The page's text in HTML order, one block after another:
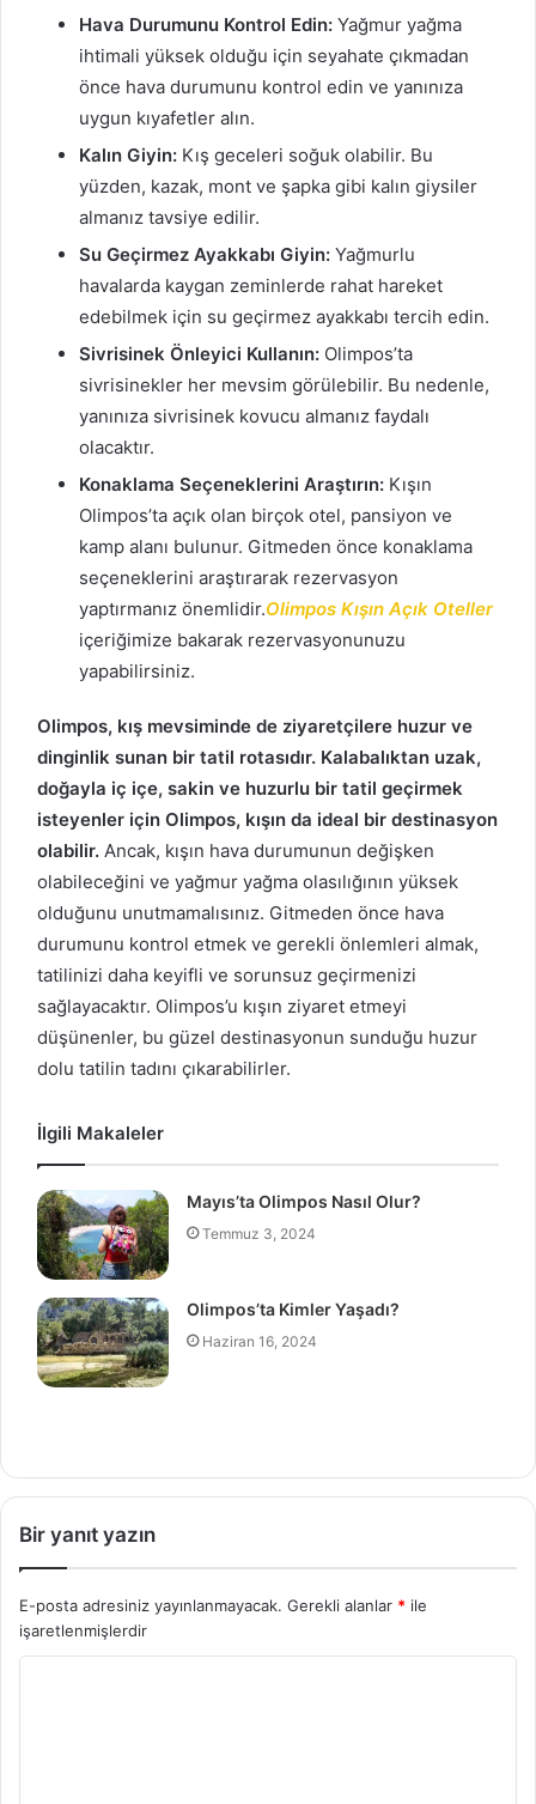
Hava Durumunu Kontrol Edin: Yağmur yağma
ihtimali yüksek olduğu için seyahate çıkmadan
önce hava durumunu kontrol edin ve yanınıza
uygun kıyafetler alın.
Kalın Giyin: Kış geceleri soğuk olabilir. Bu
yüzden, kazak, mont ve şapka gibi kalın giysiler
almanız tavsiye edilir.
Su Geçirmez Ayakkabı Giyin: Yağmurlu
havalarda kaygan zeminlerde rahat hareket
edebilmek için su geçirmez ayakkabı tercih edin.
Sivrisinek Önleyici Kullanın: Olimpos’ta
sivrisinekler her mevsim görülebilir. Bu nedenle,
yanınıza sivrisinek kovucu almanız faydalı
olacaktır.
Konaklama Seçeneklerini Araştırın: Kışın
Olimpos’ta açık olan birçok otel, pansiyon ve
kamp alanı bulunur. Gitmeden önce konaklama
seçeneklerini araştırarak rezervasyon
yaptırmanız önemlidir.Olimpos Kışın Açık Oteller
içeriğimize bakarak rezervasyonunuzu
yapabilirsiniz.
Olimpos, kış mevsiminde de ziyaretçilere huzur ve
dinginlik sunan bir tatil rotasıdır. Kalabalıktan uzak,
doğayla iç içe, sakin ve huzurlu bir tatil geçirmek
isteyenler için Olimpos, kışın da ideal bir destinasyon
olabilir. Ancak, kışın hava durumunun değişken
olabileceğini ve yağmur yağma olasılığının yüksek
olduğunu unutmamalısınız. Gitmeden önce hava
durumunu kontrol etmek ve gerekli önlemleri almak,
tatilinizi daha keyifli ve sorunsuz geçirmenizi
sağlayacaktır. Olimpos’u kışın ziyaret etmeyi
düşünenler, bu güzel destinasyonun sunduğu huzur
dolu tatilin tadını çıkarabilirler.
İlgili Makaleler
Mayıs’ta Olimpos Nasıl Olur?
Temmuz 3, 2024
Olimpos’ta Kimler Yaşadı?
Haziran 16, 2024
Bir yanıt yazın
E-posta adresiniz yayınlanmayacak. Gerekli alanlar * ile
işaretlenmişlerdir